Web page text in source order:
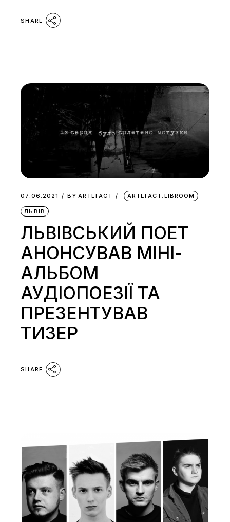
SHARE
07.06.2021 BY ARTEFACT ARTEFACT.LIBROOM
ЛЬВІВ
ЛЬВІВСЬКИЙ ПОЕТ
АНОНСУВАВ МІНІ-
АЛЬБОМ
АУДІОПОЕЗІЇ ТА
ПРЕЗЕНТУВАВ
ТИЗЕР
SHARE